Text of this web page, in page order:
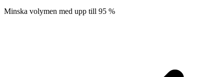
Minska volymen med upp till 95 %